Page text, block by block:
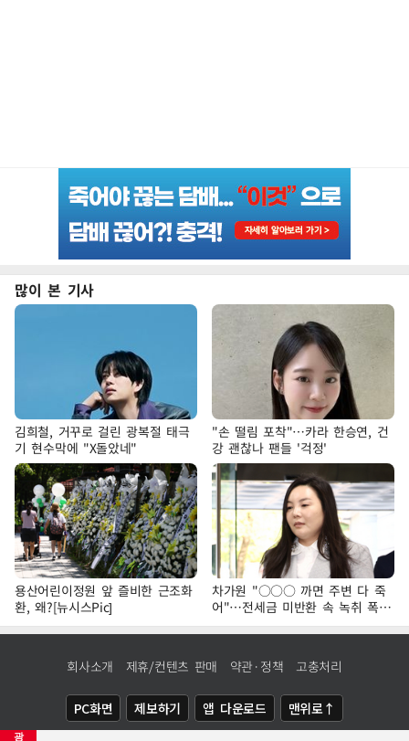
광
많이 본 기사
김희철, 거꾸로 걸린 광복절 태극
기 현수막에 "X돌았네"
"손 떨림 포착"…카라 한승연, 건
강 괜찮나 팬들 '걱정'
용산어린이정원 앞 즐비한 근조화
환, 왜?[뉴시스Pic]
차가원 "○○○ 까면 주변 다 죽
어"…전세금 미반환 속 녹취 폭로
파장
회사소개 제휴/컨텐츠 판매 약관·정책 고충처리
PC화면 제보하기 앱 다운로드 맨위로↑